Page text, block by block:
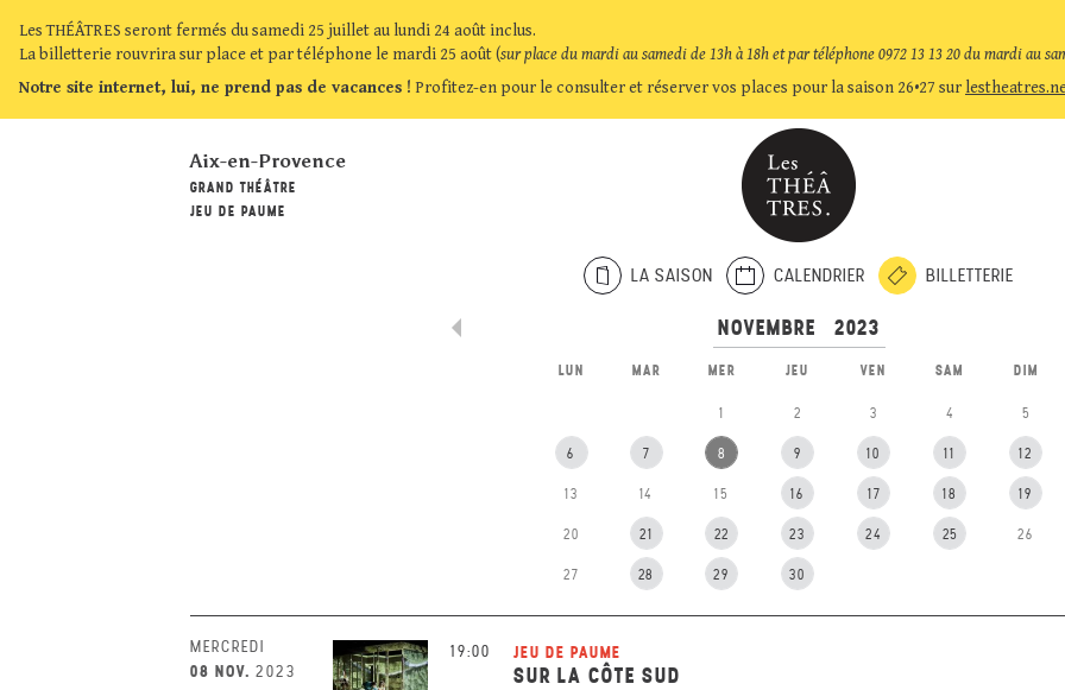
Les THÉÂTRES seront fermés du samedi 25 juillet au lundi 24 août inclus.
La billetterie rouvrira sur place et par téléphone le mardi 25 août (sur place du mardi au samedi de 13h à 18h et par téléphone 0972 13 13 20 du mardi au
Notre site internet, lui, ne prend pas de vacances ! Profitez-en pour le consulter et réserver vos places pour la saison 26•27 sur
Aix-en-Provence
GRAND THÉÂTRE
JEU DE PAUME
LA SAISON CALENDRIER BILLETTERIE
LUN MAR MER JEU VEN SAM DIM
1 2 3 4 5
6 7 8 9 10 11 12
13 14 15 16 17 18 19
20 21 22 23 24 25 26
27 28 29 30
MERCREDI
08 NOV. 2023
19:00 JEU DE PAUME
SUR LA CÔTE SUD